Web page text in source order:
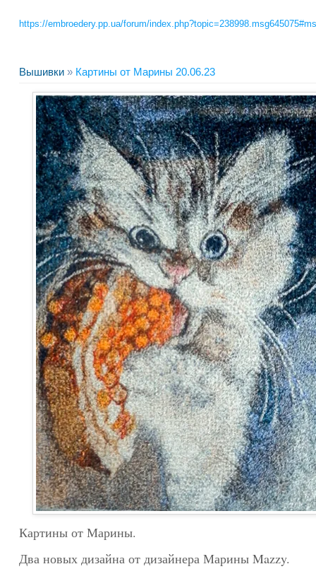
https://embroedery.pp.ua/forum/
Вышивки » Картины от Марины 20.06.23
Картины от Марины.
Два новых дизайна от дизайнера Марины Mazzy.